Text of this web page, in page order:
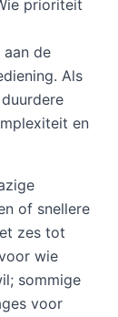
prioriteit
de
Als
en
of snellere
zes tot
wie
sommige
voor